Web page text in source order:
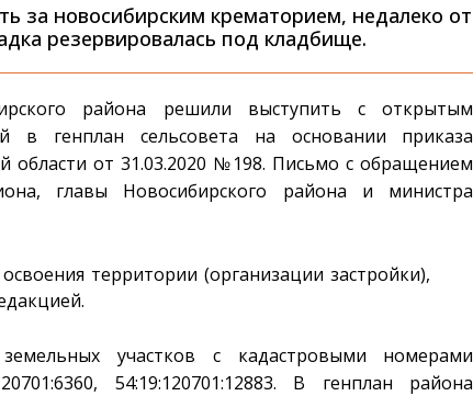
за новосибирским крематорием, недалеко от
резервировалась под кладбище.
района решили выступить с открытым
в генплан сельсовета на основании приказа
области от 31.03.2020 №198. Письмо с обращением
главы Новосибирского района и министра
территории (организации застройки),
участков с кадастровыми номерами
54:19:120701:12883. В генплан района